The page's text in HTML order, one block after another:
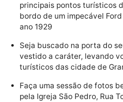
principais pontos turísticos
bordo de um impecável
ano 1929
Seja buscado na porta do
vestido a caráter, levando
turísticos das cidade de
Faça uma sessão de fotos
pela Igreja São Pedro, Rua